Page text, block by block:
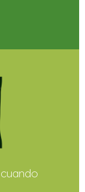
cuando